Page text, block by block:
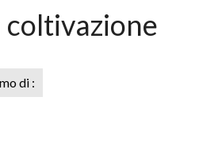
coltivazione
di :